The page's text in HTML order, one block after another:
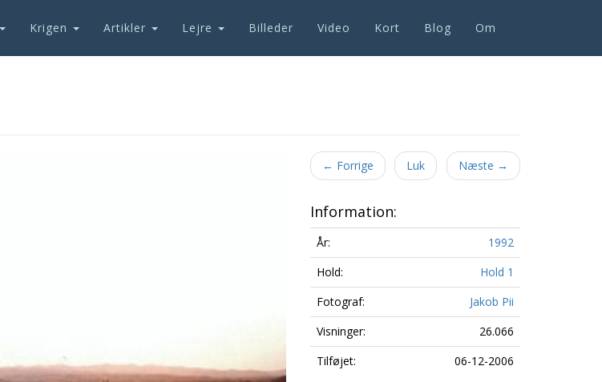
Krigen Artikler Lejre Billeder Video Kort Blog Om
← Forrige Luk Næste →
Information:
År:
1992
Hold:
Hold 1
Fotograf:
Jakob Pii
Visninger:
26.066
Tilføjet:
06-12-2006